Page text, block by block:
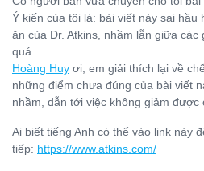
Ý kiến của tôi là: bài viết này sai hầu
ăn của Dr. Atkins, nhầm lẫn giữa các
quá.
Hoàng Huy ơi, em giải thích lại về
những điểm chưa đúng của bài viết
nhầm, dẫn tới việc không giảm được
Ai biết tiếng Anh có thể vào link này
tiếp: https://www.atkins.com/